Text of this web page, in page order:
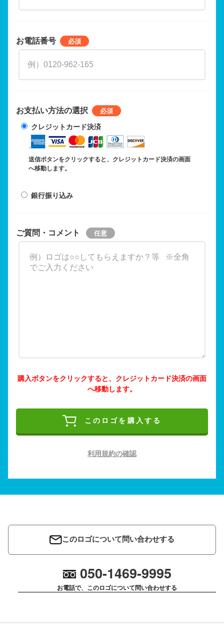
お電話番号
お支払い方法の選択
クレジットカード決済
送信ボタンをクリックすると、クレジットカード決済の画面
へ移動します。
銀行振り込み
ご質問・コメント
購入ボタンをクリックすると、クレジットカード決済の画面
へ移動します。
このロゴを購入する
利用規約の確認
このロゴについて問い合わせする
050-1469-9995
お電話で、このロゴについて問い合わせする